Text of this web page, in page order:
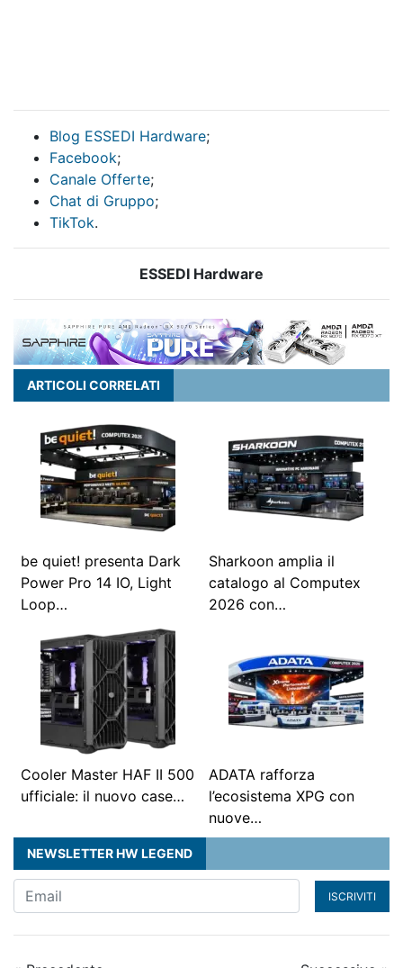
Blog ESSEDI Hardware;
Facebook;
Canale Offerte;
Chat di Gruppo;
TikTok.
ESSEDI Hardware
ARTICOLI CORRELATI
be quiet! presenta Dark
Power Pro 14 IO, Light
Loop…
Sharkoon amplia il
catalogo al Computex
2026 con…
Cooler Master HAF II 500
ufficiale: il nuovo case…
ADATA rafforza
l’ecosistema XPG con
nuove…
NEWSLETTER HW LEGEND
ISCRIVITI